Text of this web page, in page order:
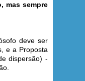
mas sempre
deve ser
e a Proposta
dispersão) -